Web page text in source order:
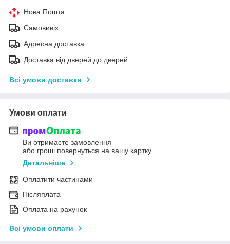
Нова Пошта
Самовивіз
Адресна доставка
Доставка від дверей до дверей
Всі умови доставки
Умови оплати
Ви отримаєте замовлення
або гроші повернуться на вашу картку
Детальніше
Оплатити частинами
Післяплата
Оплата на рахунок
Всі умови оплати